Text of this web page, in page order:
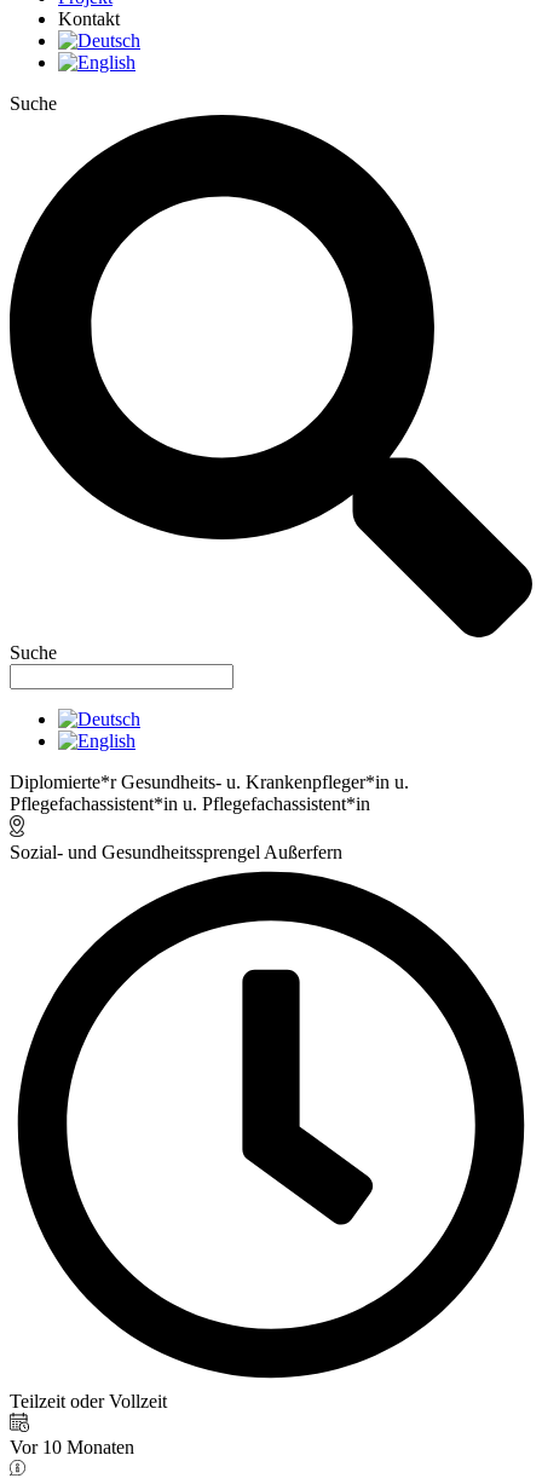
Kontakt
Suche
Suche
Diplomierte*r Gesundheits- u. Krankenpfleger*in u.
Pflegefachassistent*in u. Pflegefachassistent*in
Sozial- und Gesundheitssprengel Außerfern
Teilzeit oder Vollzeit
Vor 10 Monaten